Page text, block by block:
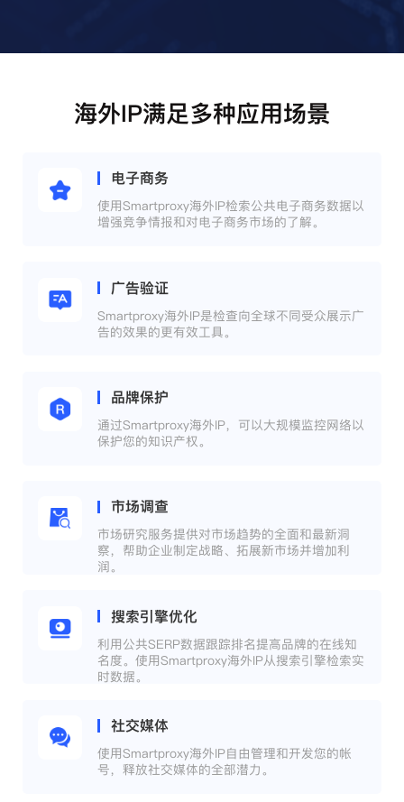
海外IP满足多种应用场景
电子商务
使用Smartproxy海外IP检索公共电子商务数据以
增强竞争情报和对电子商务市场的了解。
广告验证
Smartproxy海外IP是检查向全球不同受众展示广
告的效果的更有效工具。
品牌保护
通过Smartproxy海外IP，可以大规模监控网络以
保护您的知识产权。
市场调查
市场研究服务提供对市场趋势的全面和最新洞
察，帮助企业制定战略、拓展新市场并增加利
润。
搜索引擎优化
利用公共SERP数据跟踪排名提高品牌的在线知
名度。使用Smartproxy海外IP从搜索引擎检索实
时数据。
社交媒体
使用Smartproxy海外IP自由管理和开发您的帐
号，释放社交媒体的全部潜力。